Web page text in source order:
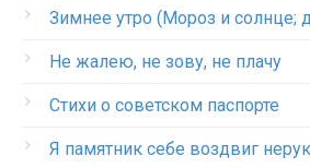
Зимнее утро (Мороз и солнце;
Не жалею, не зову, не плачу
Стихи о советском паспорте
Я памятник себе воздвиг